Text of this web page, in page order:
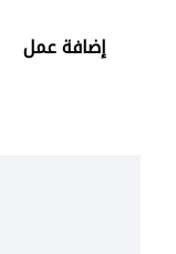
إضافة عمل